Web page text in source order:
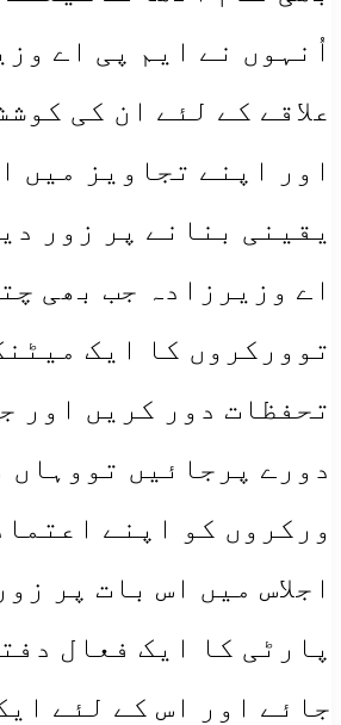
اُنہوں نے ایم پی اے
علاقے کے لئے ان کی
اور اپنے تجاویز میں
یقینی بنانے پر زور
اے وزیرزادہ جب بھی
توورکروں کا ایک
تحفظات دور کریں اور
دورے پرجائیں تووہاں
ورکروں کو اپنے
اجلاس میں اس بات پر
پارٹی کا ایک فعال
جائے اور اس کے لئے